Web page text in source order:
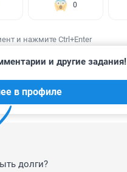
0
и нажмите Ctrl+Enter
и другие задания!
в профиле
долги?